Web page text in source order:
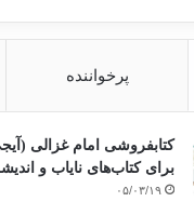
پرخواننده
کتابفروشی امام غزالی
برای کتاب‌های نایاب و
۰۵/۰۳/۱۹